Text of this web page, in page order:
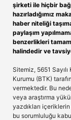
şirketi ile hiçbir
hazırladığımız
haber niteliği
paylaşım
benzerlikleri
halindedir ve
Sitemiz, 5651
Kurumu (BTK)
vermektedir. Bu
veya araştırma
yazdıkları
bu sorumluluğu